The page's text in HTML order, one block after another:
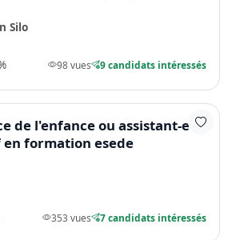
Silo
98 vues 9 candidats intéressés
de l'enfance ou assistant-e
formation esede
353 vues 7 candidats intéressés